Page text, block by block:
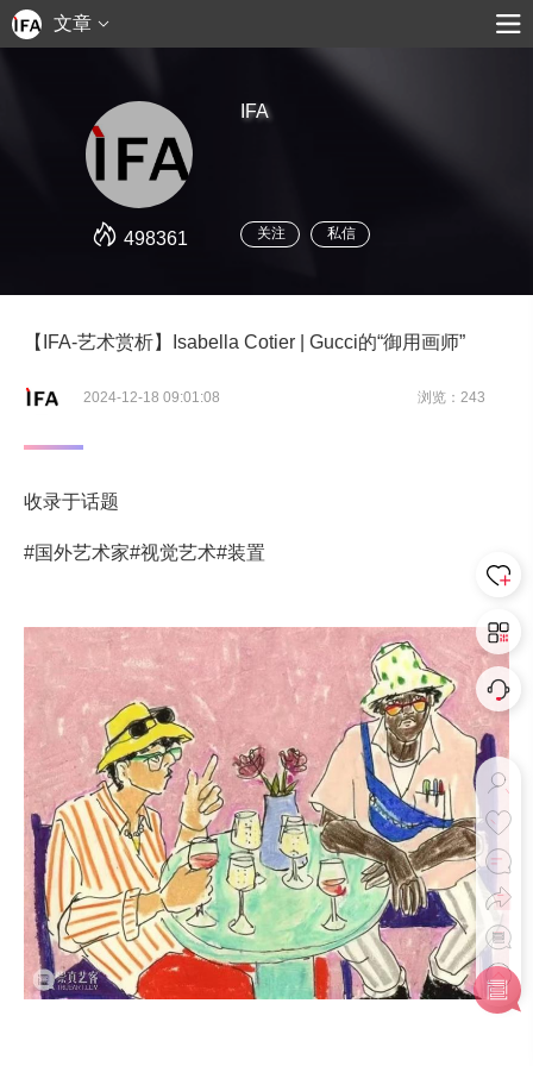
文章
498361
IFA
关注 私信
【IFA-艺术赏析】Isabella Cotier | Gucci的“御用画师”
2024-12-18 09:01:08 浏览：243
收录于话题
#国外艺术家#视觉艺术#装置